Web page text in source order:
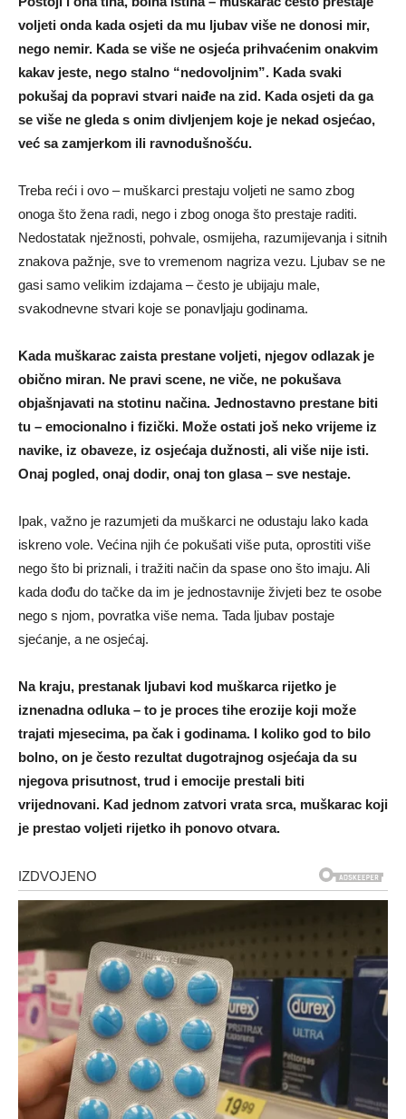
voljeti onda kada osjeti da mu ljubav više ne donosi mir,
nego nemir. Kada se više ne osjeća prihvaćenim onakvim
kakav jeste, nego stalno “nedovoljnim”. Kada svaki
pokušaj da popravi stvari naiđe na zid. Kada osjeti da ga
se više ne gleda s onim divljenjem koje je nekad osjećao,
već sa zamjerkom ili ravnodušnošću.
Treba reći i ovo – muškarci prestaju voljeti ne samo zbog
onoga što žena radi, nego i zbog onoga što prestaje raditi.
Nedostatak nježnosti, pohvale, osmijeha, razumijevanja i sitnih
znakova pažnje, sve to vremenom nagriza vezu. Ljubav se ne
gasi samo velikim izdajama – često je ubijaju male,
svakodnevne stvari koje se ponavljaju godinama.
Kada muškarac zaista prestane voljeti, njegov odlazak je
obično miran. Ne pravi scene, ne viče, ne pokušava
objašnjavati na stotinu načina. Jednostavno prestane biti
tu – emocionalno i fizički. Može ostati još neko vrijeme iz
navike, iz obaveze, iz osjećaja dužnosti, ali više nije isti.
Onaj pogled, onaj dodir, onaj ton glasa – sve nestaje.
Ipak, važno je razumjeti da muškarci ne odustaju lako kada
iskreno vole. Većina njih će pokušati više puta, oprostiti više
nego što bi priznali, i tražiti način da spase ono što imaju. Ali
kada dođu do tačke da im je jednostavnije živjeti bez te osobe
nego s njom, povratka više nema. Tada ljubav postaje
sjećanje, a ne osjećaj.
Na kraju, prestanak ljubavi kod muškarca rijetko je
iznenadna odluka – to je proces tihe erozije koji može
trajati mjesecima, pa čak i godinama. I koliko god to bilo
bolno, on je često rezultat dugotrajnog osjećaja da su
njegova prisutnost, trud i emocije prestali biti
vrijednovani. Kad jednom zatvori vrata srca, muškarac koji
je prestao voljeti rijetko ih ponovo otvara.